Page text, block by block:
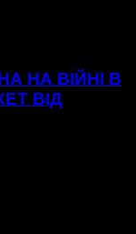
НА ВІЙНІ В
ВІД